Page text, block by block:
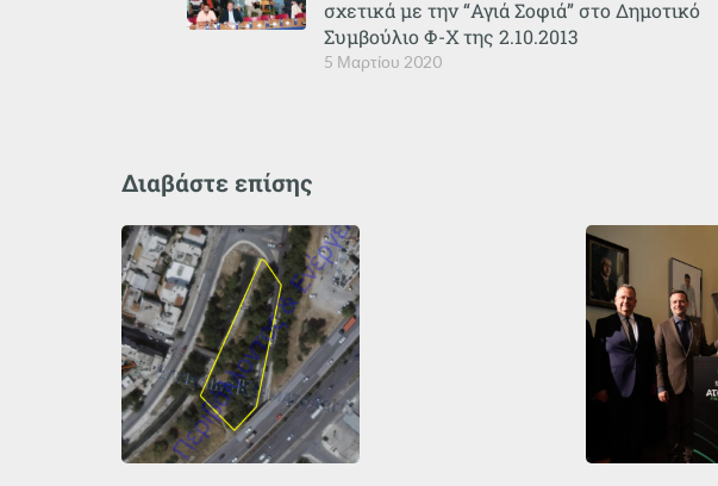
5 Μαρτίου 2020
σχετικά με την “Αγιά Σοφιά” στο Δημοτικό
Συμβούλιο Φ-Χ της 2.10.2013
Διαβάστε επίσης